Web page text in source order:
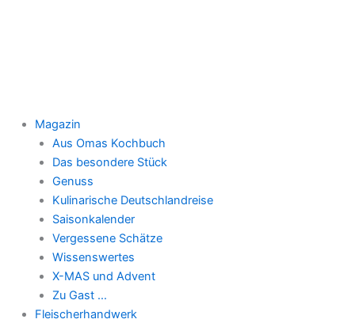
Magazin
Aus Omas Kochbuch
Das besondere Stück
Genuss
Kulinarische Deutschlandreise
Saisonkalender
Vergessene Schätze
Wissenswertes
X-MAS und Advent
Zu Gast …
Fleischerhandwerk